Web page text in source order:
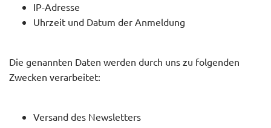
IP-Adresse
Uhrzeit und Datum der Anmeldung
Die genannten Daten werden durch uns zu folgenden
Zwecken verarbeitet:
Versand des Newsletters